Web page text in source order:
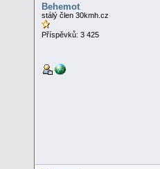
Behemot
stálý člen 30kmh.cz
Příspěvků: 3 425